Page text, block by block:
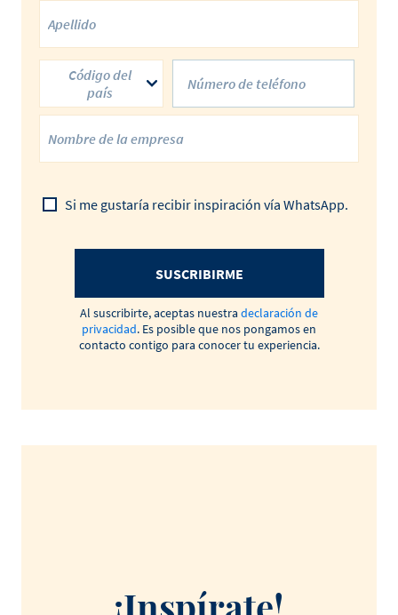
Código del
país
Si me gustaría recibir inspiración vía WhatsApp.
SUSCRIBIRME
Al suscribirte, aceptas nuestra declaración de
privacidad. Es posible que nos pongamos en
contacto contigo para conocer tu experiencia.